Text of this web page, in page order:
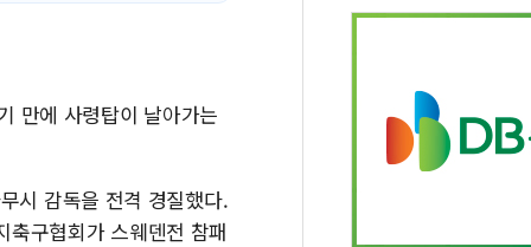
만에 사령탑이 날아가는
시 감독을 전격 경질했다.
구협회가 스웨덴전 참패